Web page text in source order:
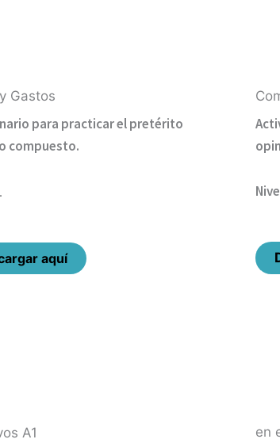
Gastos
para practicar el pretérito
compuesto.
aquí
A1 en